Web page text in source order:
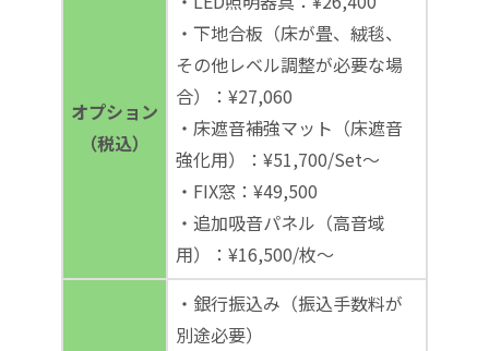
オプション
（税込）
・下地合板（床が畳、絨毯、
その他レベル調整が必要な場
合）：¥27,060
・床遮音補強マット（床遮音
強化用）：¥51,700/Set～
・FIX窓：¥49,500
・追加吸音パネル（高音域
用）：¥16,500/枚～
・銀行振込み（振込手数料が
別途必要）